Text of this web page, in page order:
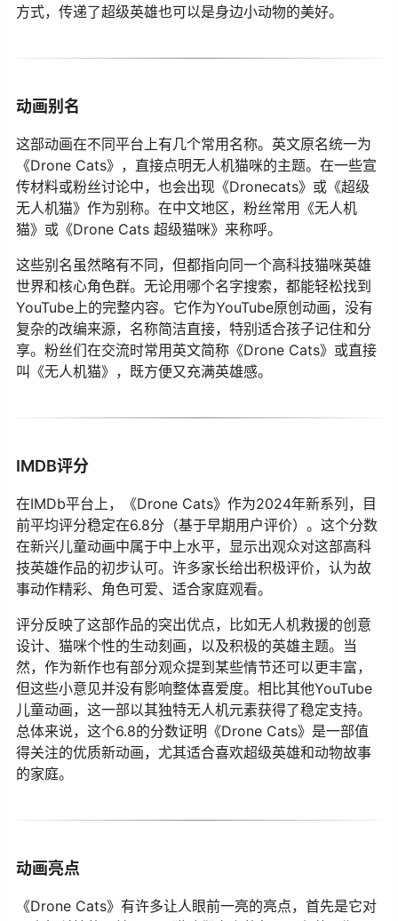
方式，传递了超级英雄也可以是身边小动物的美好。
动画别名
这部动画在不同平台上有几个常用名称。英文原名统一为
《Drone Cats》，直接点明无人机猫咪的主题。在一些宣
传材料或粉丝讨论中，也会出现《Dronecats》或《超级
无人机猫》作为别称。在中文地区，粉丝常用《无人机
猫》或《Drone Cats 超级猫咪》来称呼。
这些别名虽然略有不同，但都指向同一个高科技猫咪英雄
世界和核心角色群。无论用哪个名字搜索，都能轻松找到
YouTube上的完整内容。它作为YouTube原创动画，没有
复杂的改编来源，名称简洁直接，特别适合孩子记住和分
享。粉丝们在交流时常用英文简称《Drone Cats》或直接
叫《无人机猫》，既方便又充满英雄感。
IMDB评分
在IMDb平台上，《Drone Cats》作为2024年新系列，目
前平均评分稳定在6.8分（基于早期用户评价）。这个分数
在新兴儿童动画中属于中上水平，显示出观众对这部高科
技英雄作品的初步认可。许多家长给出积极评价，认为故
事动作精彩、角色可爱、适合家庭观看。
评分反映了这部作品的突出优点，比如无人机救援的创意
设计、猫咪个性的生动刻画，以及积极的英雄主题。当
然，作为新作也有部分观众提到某些情节还可以更丰富，
但这些小意见并没有影响整体喜爱度。相比其他YouTube
儿童动画，这一部以其独特无人机元素获得了稳定支持。
总体来说，这个6.8的分数证明《Drone Cats》是一部值
得关注的优质新动画，尤其适合喜欢超级英雄和动物故事
的家庭。
动画亮点
《Drone Cats》有许多让人眼前一亮的亮点，首先是它对